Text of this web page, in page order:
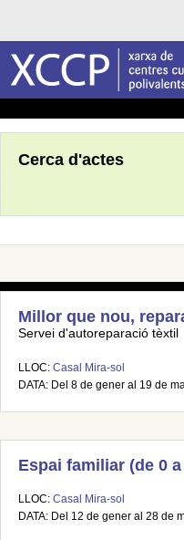
Cerca d'actes
Millor que nou,
Servei d'autoreparació tèxtil
LLOC: Casal Mira-sol
DATA: Del 8 de gener al 19 de
Espai familiar (de 0
LLOC: Casal Mira-sol
DATA: Del 12 de gener al 28 de